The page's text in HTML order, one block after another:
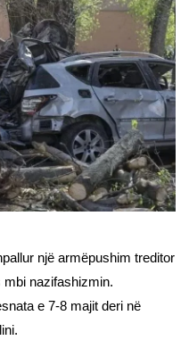
një armëpushim treditor
mbi nazifashizmin.
e 7-8 majit deri në